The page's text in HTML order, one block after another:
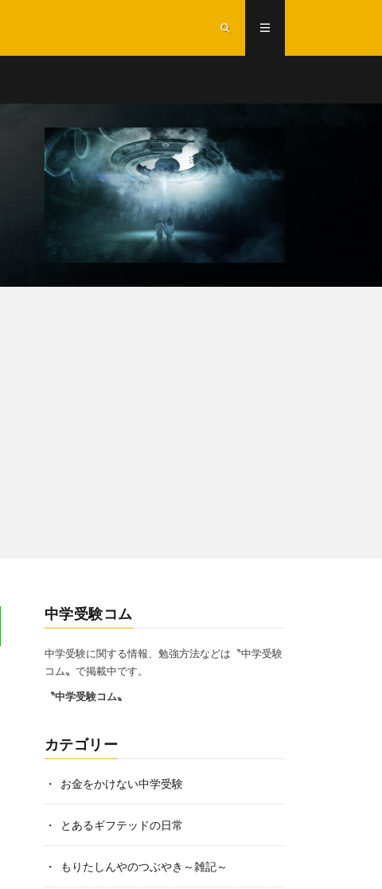
中学受験コム
中学受験に関する情報、勉強方法などは〝中学受験
コム〟で掲載中です。
〝中学受験コム〟
カテゴリー
お金をかけない中学受験
とあるギフテッドの日常
もりたしんやのつぶやき～雑記～